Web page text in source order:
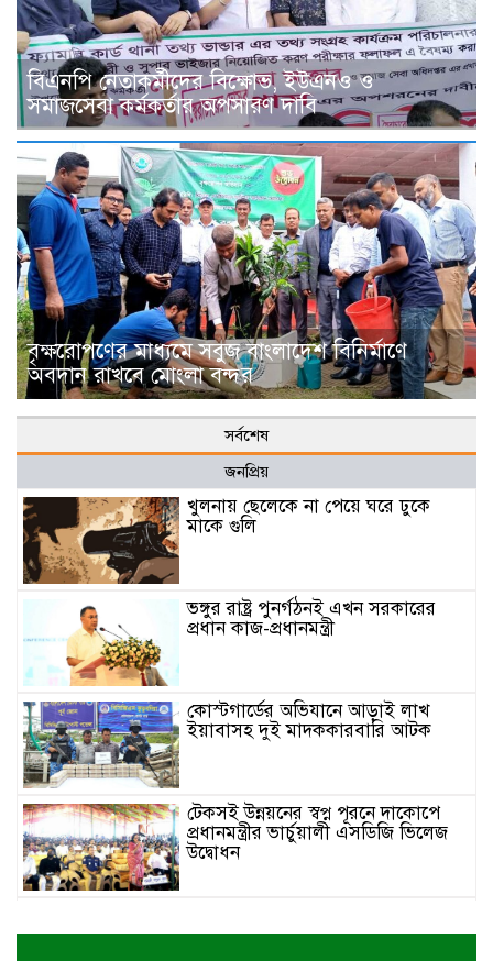
বিএনপি নেতাকর্মীদের বিক্ষোভ, ইউএনও ও
সমাজসেবা কর্মকর্তার অপসারণ দাবি
বৃক্ষরোপণের মাধ্যমে সবুজ বাংলাদেশ বিনির্মাণে
অবদান রাখবে মোংলা বন্দর
সর্বশেষ
জনপ্রিয়
খুলনায় ছেলেকে না পেয়ে ঘরে ঢুকে
মাকে গুলি
ভঙ্গুর রাষ্ট্র পুনর্গঠনই এখন সরকারের
প্রধান কাজ-প্রধানমন্ত্রী
কোস্টগার্ডের অভিযানে আড়াই লাখ
ইয়াবাসহ দুই মাদককারবারি আটক
টেকসই উন্নয়নের স্বপ্ন পূরনে দাকোপে
প্রধানমন্ত্রীর ভার্চুয়ালী এসডিজি ভিলেজ
উদ্বোধন
প্রতিষ্ঠান ও স্কুল কলেজে ফলজ বৃক্ষের